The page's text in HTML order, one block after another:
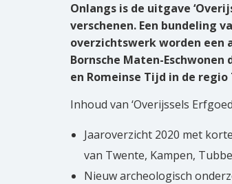
Onlangs is de uitgave
verschenen. Een bundeling
overzichtswerk worden
Bornsche Maten-
en Romeinse Tijd in de
Inhoud van ‘Overijssels Erfgoed
Jaaroverzicht 2020 met
van Twente, Kampen,
Nieuw archeologisch